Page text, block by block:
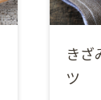
きざ
ツ